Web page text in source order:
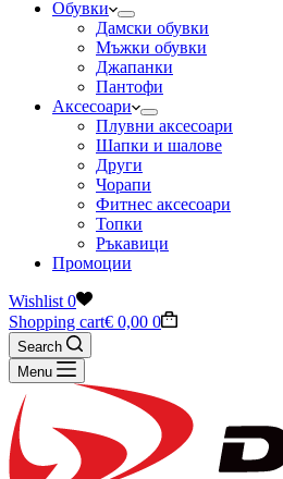
Обувки
Дамски обувки
Мъжки обувки
Джапанки
Пантофи
Аксесоари
Плувни аксесоари
Шапки и шалове
Други
Чорапи
Фитнес аксесоари
Топки
Ръкавици
Промоции
Wishlist 0
Shopping cart€ 0,00 0
Search
Menu